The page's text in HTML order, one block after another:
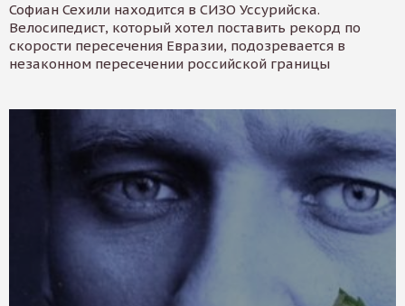
Софиан Сехили находится в СИЗО Уссурийска.
Велосипедист, который хотел поставить рекорд по
скорости пересечения Евразии, подозревается в
незаконном пересечении российской границы